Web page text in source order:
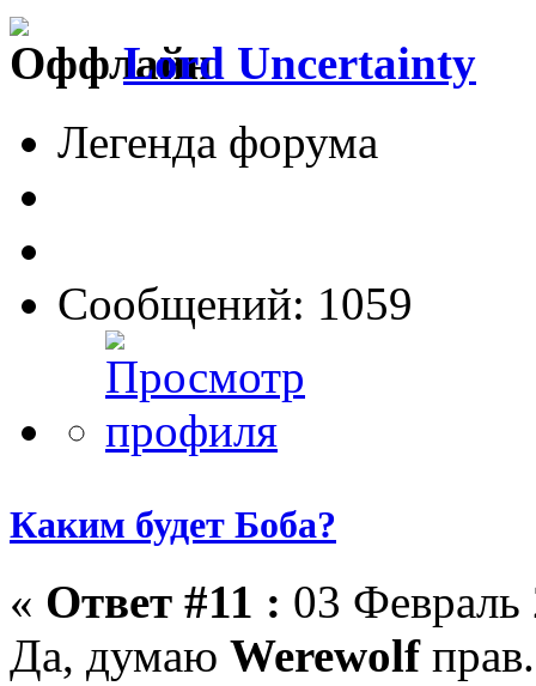
Lord Uncertainty
Легенда форума
Сообщений: 1059
Каким будет Боба?
« Ответ #11 : 03
Да, думаю Werewolf